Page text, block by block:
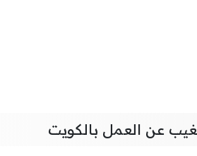
عن العمل بالكويت